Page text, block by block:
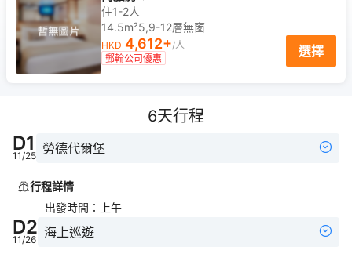
住1-2人
14.5m²5,9-12層無窗
HKD 4,612+/人
郵輪公司優惠
選擇
6天行程
D1
11/25 勞德代爾堡
行程詳情
出發時間 ： 上午
D2
11/26 海上巡遊